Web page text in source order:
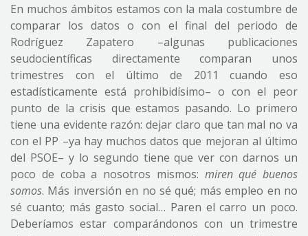
En muchos ámbitos estamos con la mala costumbre de
comparar los datos o con el final del periodo de
Rodríguez Zapatero –algunas publicaciones
seudocientíficas directamente comparan unos
trimestres con el último de 2011 cuando eso
estadísticamente está prohibidísimo– o con el peor
punto de la crisis que estamos pasando. Lo primero
tiene una evidente razón: dejar claro que tan mal no va
con el PP –ya hay muchos datos que mejoran al último
del PSOE– y lo segundo tiene que ver con darnos un
poco de coba a nosotros mismos: miren qué buenos
somos. Más inversión en no sé qué; más empleo en no
sé cuanto; más gasto social… Paren el carro un poco.
Deberíamos estar comparándonos con un trimestre